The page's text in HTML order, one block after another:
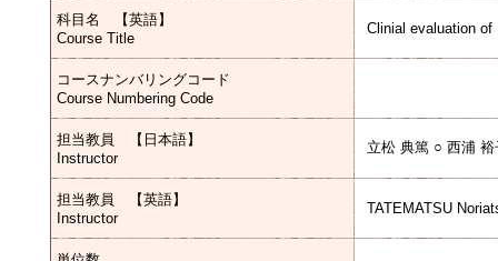
科目名 【英語】
Course Title
Clinial evaluation of
コースナンバリングコード
Course Numbering Code
担当教員 【日本語】
Instructor
立松 典篤 ○ 西浦
担当教員 【英語】
Instructor
TATEMATSU